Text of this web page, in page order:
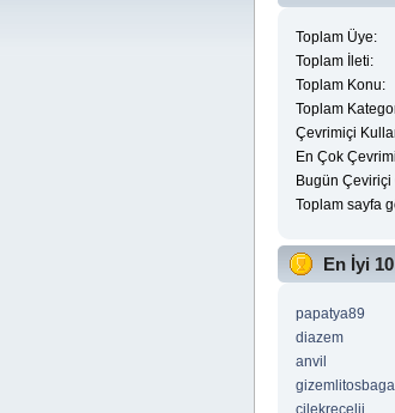
Toplam Üye:
Toplam İleti:
Toplam Konu:
Toplam
Çevrimiçi
En Çok
Bugün
Toplam sayfa
En İyi
papatya89
diazem
anvil
gizemlitosbaga
cilekrecelii